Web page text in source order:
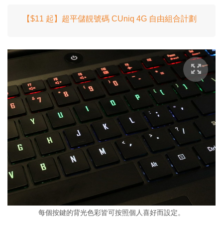
【$11 起】超平儲靚號碼 CUniq 4G 自由組合計劃
每個按鍵的背光色彩皆可按照個人喜好而設定。